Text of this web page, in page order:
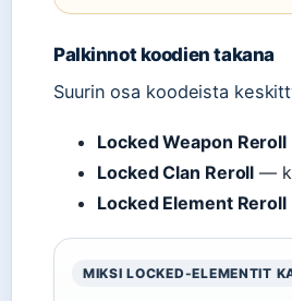
Palkinnot koodien takana
Suurin osa koodeista
Locked Weapon Reroll
Locked Clan Reroll —
Locked Element Reroll
MIKSI LOCKED-ELEMENTIT